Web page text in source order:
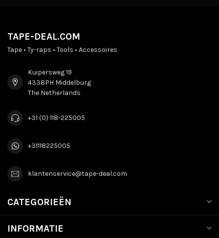
TAPE-DEAL.COM
Tape • Ty-raps • Tools • Accessoires
Kuipersweg 19
4338PH Middelburg
The Netherlands
+31 (0) 118-225005
+31118225005
klantenservice@tape-deal.com
CATEGORIEËN
INFORMATIE